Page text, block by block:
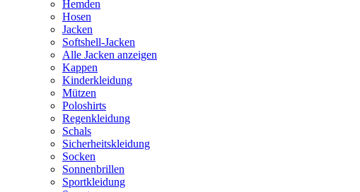
Hemden
Hosen
Jacken
Softshell-Jacken
Alle Jacken anzeigen
Kappen
Kinderkleidung
Mützen
Poloshirts
Regenkleidung
Schals
Sicherheitskleidung
Socken
Sonnenbrillen
Sportkleidung